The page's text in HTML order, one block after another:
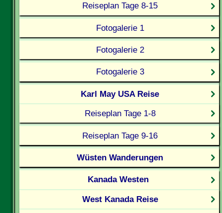
Reiseplan Tage 8-15
Fotogalerie 1
Fotogalerie 2
Fotogalerie 3
Karl May USA Reise
Reiseplan Tage 1-8
Reiseplan Tage 9-16
Wüsten Wanderungen
Kanada Westen
West Kanada Reise